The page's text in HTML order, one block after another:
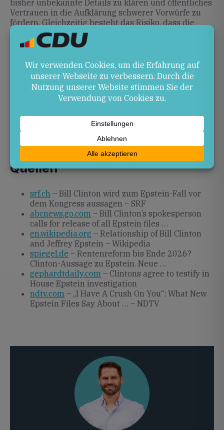
bisher unbekannte Details zu klären und öffentliches
Vertrauen in die Aufklärung schwerer Vorwürfe zu
fördern. Gleichzeitig besteht das Risiko, dass die
Anhörung parteipolitisch instrumentalisiert wird und
die Debatte in eine Polarisierung abgleitet.
Ausblick
In den kommenden Wochen sind mehrere
Anhörungen geplant, in denen die Clintons und
Umfang der Freigabe zusätzlicher Dokumente könnte
sich das Bild weiter vervollständigen und weitere
rechtliche Schritte nach sich ziehen.
Quellen
srf.ch – Bill Clinton wird zum Epstein-Fall vor
dem Kongress aussagen – SRF
abcnews.go.com – Bill Clinton’s spokesperson
calls for release of all Epstein files …
en.wikipedia.org – Relationship of Bill Clinton
and Jeffrey Epstein – Wikipedia
spiegel.de – Rentenreform bis Ende 2026?
Clinton-Aussage zu Epstein. Neue …
gephardtdaily.com – Clintons agree to testify in
House Epstein investigation
ndtv.com – „I Have A Crush On You“: What New
Epstein Files Say About … – NDTV